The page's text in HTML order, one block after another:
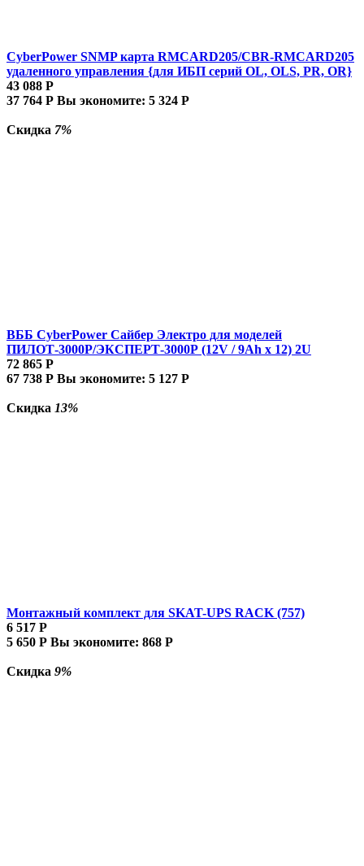
CyberPower SNMP карта RMCARD205/CBR-RMCARD205
удаленного управления {для ИБП серий OL, OLS, PR, OR}
43 088 Р
37 764 Р Вы экономите: 5 324 Р
Скидка 7%
ВББ CyberPower Сайбер Электро для моделей
ПИЛОТ-3000Р/ЭКСПЕРТ-3000Р (12V / 9Ah х 12) 2U
72 865 Р
67 738 Р Вы экономите: 5 127 Р
Скидка 13%
Монтажный комплект для SKAT-UPS RACK (757)
6 517 Р
5 650 Р Вы экономите: 868 Р
Скидка 9%